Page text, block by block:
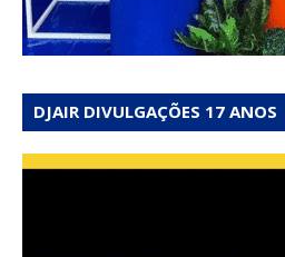
DJAIR DIVULGAÇÕES 17 ANOS